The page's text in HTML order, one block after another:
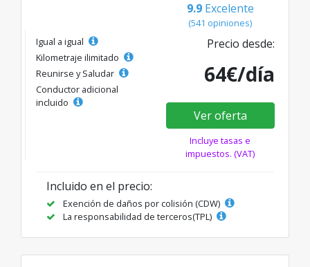
9.9 Excelente
(541 opiniones)
Igual a igual
Kilometraje ilimitado
Reunirse y Saludar
Conductor adicional
incluido
Precio desde:
64€/día
Ver oferta
Incluye tasas e
impuestos. (VAT)
Incluido en el precio:
Exención de daños por colisión (CDW)
La responsabilidad de terceros(TPL)